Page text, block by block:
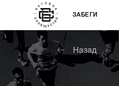
ЗАБЕГИ
Назад